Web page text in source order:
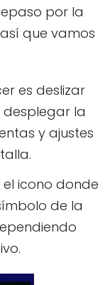
por la
que vamos
es deslizar
la
y ajustes
icono donde
de la